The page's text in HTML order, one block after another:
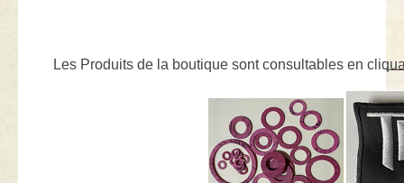
Les Produits de la boutique sont consultables en